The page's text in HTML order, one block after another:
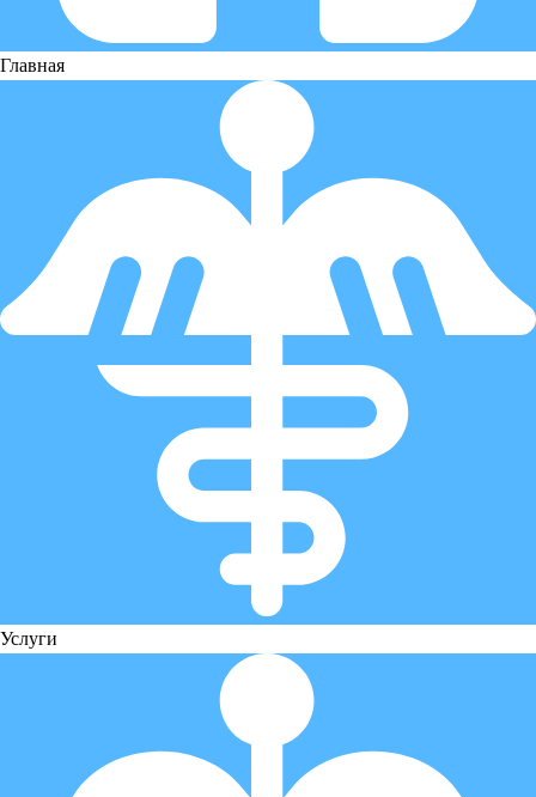
Главная
Услуги